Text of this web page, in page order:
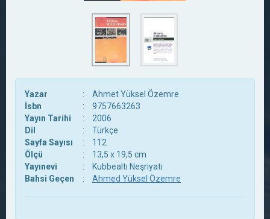
Yazar :
Ahmet Yüksel Özemre
İsbn
:
9757663263
Yayın Tarihi
:
2006
Dil
:
Türkçe
Sayfa Sayısı
:
112
Ölçü
:
13,5 x 19,5 cm
Yayınevi
:
Kubbealtı Neşriyatı
Bahsi Geçen
: Ahmed Yüksel Özemre